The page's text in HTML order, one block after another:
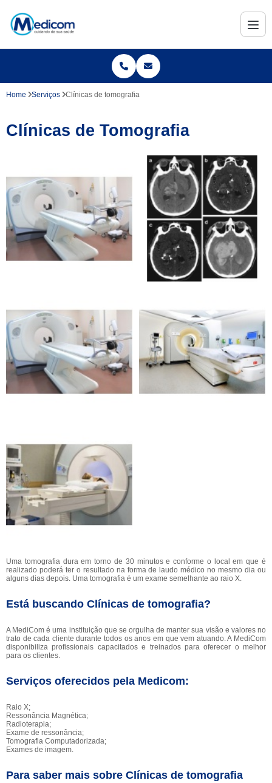
Home Serviços Clínicas de tomografia
Clínicas de Tomografia
Uma tomografia dura em torno de 30 minutos e conforme o local em que é
realizado poderá ter o resultado na forma de laudo médico no mesmo dia ou
alguns dias depois. Uma tomografia é um exame semelhante ao raio X.
Está buscando Clínicas de tomografia?
A MediCom é uma instituição que se orgulha de manter sua visão e valores no
trato de cada cliente durante todos os anos em que vem atuando. A MediCom
disponibiliza profissionais capacitados e treinados para oferecer o melhor
para os clientes.
Serviços oferecidos pela Medicom:
Raio X;
Ressonância Magnética;
Radioterapia;
Exame de ressonância;
Tomografia Computadorizada;
Exames de imagem.
Para saber mais sobre Clínicas de tomografia